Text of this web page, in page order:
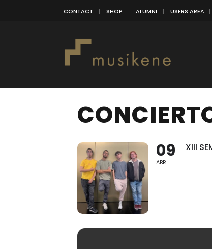
CONTACT SHOP ALUMNI USERS AREA
09
ABR
XIII